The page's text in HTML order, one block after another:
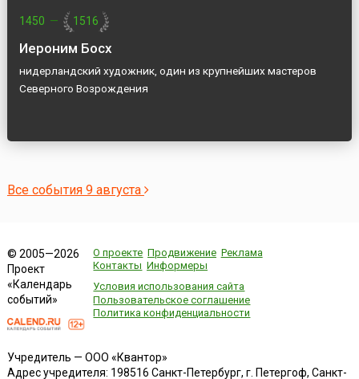
1450 — 1516
Иероним Босх
нидерландский художник, один из крупнейших мастеров
Северного Возрождения
Все события 9 августа
© 2005—2026
Проект
«Календарь
событий»
О проекте Продвижение Реклама
Контакты Информеры
Условия использования сайта
Пользовательское соглашение
Политика конфиденциальности
Учредитель — ООО «Квантор»
Адрес учредителя: 198516 Санкт-Петербург, г. Петергоф, Санкт-